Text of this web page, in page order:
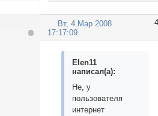
4
Вт, 4 Мар 2008
17:17:09
Elen11
написал(а):
Не, у
пользователя
интернет